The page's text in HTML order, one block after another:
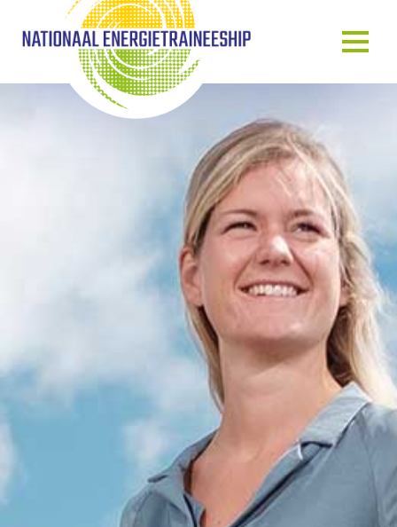
OVER ONS
HET TRAINEESHIP
ONZE MENSEN
ONZE GASTSPREKERS
BLOG & NIEUWS
STARTERS